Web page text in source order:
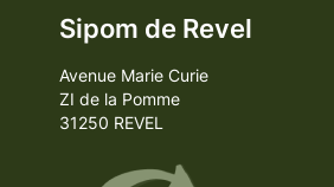
Sipom de Revel
Avenue Marie Curie
ZI de la Pomme
31250 REVEL